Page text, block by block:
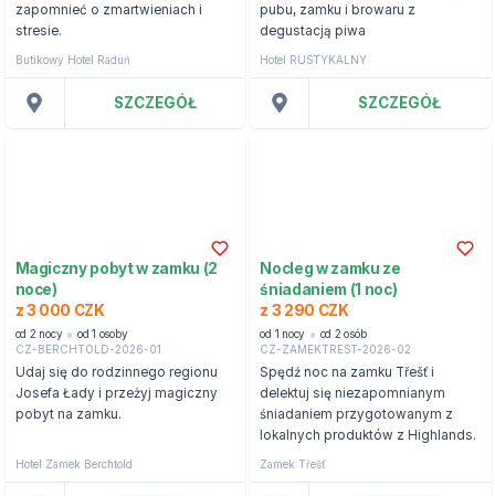
zapomnieć o zmartwieniach i
stresie.
Butikowy Hotel Raduń
SZCZEGÓŁ
pubu, zamku i browaru z
degustacją piwa
Hotel RUSTYKALNY
SZCZEGÓŁ
Magiczny pobyt w zamku (2
noce)
z 3 000 CZK
od 2 nocy
od 1 osoby
CZ-BERCHTOLD-2026-01
Udaj się do rodzinnego regionu
Josefa Łady i przeżyj magiczny
pobyt na zamku.
Hotel Zamek Berchtold
Nocleg w zamku ze
śniadaniem (1 noc)
z 3 290 CZK
od 1 nocy
od 2 osób
CZ-ZAMEKTREST-2026-02
Spędź noc na zamku Třešť i
delektuj się niezapomnianym
śniadaniem przygotowanym z
lokalnych produktów z Highlands.
Zamek Třešť